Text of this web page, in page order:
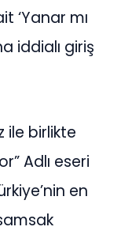
‘Yanar mı
iddialı giriş
ile birlikte
Adlı eseri
en